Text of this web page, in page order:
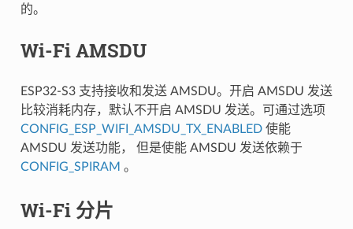
的。
Wi-Fi AMSDU
ESP32-S3 支持接收和发送 AMSDU。开启 AMSDU 发送
比较消耗内存，默认不开启 AMSDU 发送。可通过选项
CONFIG_ESP_WIFI_AMSDU_TX_ENABLED使能
AMSDU 发送功能， 但是使能 AMSDU 发送依赖于
CONFIG_SPIRAM 。
Wi-Fi 分片